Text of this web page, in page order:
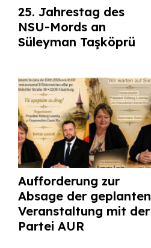
25. Jahrestag des
NSU-Mords an
Süleyman Taşköprü
Aufforderung zur
Absage der geplanten
Veranstaltung mit der
Partei AUR